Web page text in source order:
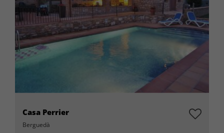
Casa Perrier
Berguedà